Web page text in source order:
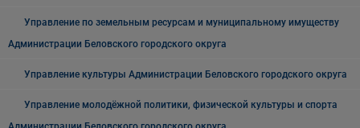
Управление по земельным ресурсам и муниципальному имуществу
Администрации Беловского городского округа
Управление культуры Администрации Беловского городского округа
Управление молодёжной политики, физической культуры и спорта